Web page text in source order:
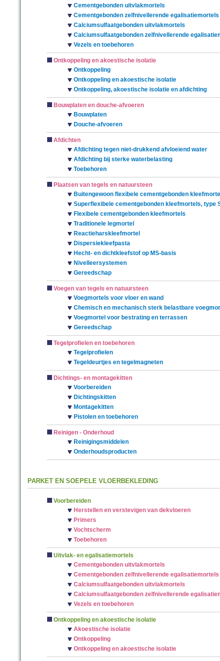
Cementgebonden uitvlakmortels
Cementgebonden zelfnivellerende egalisatiemortels
Calciumsulfaatgebonden uitvlakmortels
Calciumsulfaatgebonden zelfnivellerende
Vezels en toebehoren
Ontkoppeling en akoestische isolatie
Ontkoppeling
Ontkoppeling en akoestische isolatie
Ontkoppeling, akoestische isolatie en afdichting
Bouwplaten en douche-afvoeren
Bouwplaten
Douche-afvoeren
Afdichten
Afdichting tegen niet-drukkend afvloeiend water
Afdichting bij sterke waterbelasting
Toebehoren
Plaatsen van tegels en natuursteen
Buitengewoon flexibele cementgebonden
Superflexibele cementgebonden kleefmortels, type
Flexibele cementgebonden kleefmortels
Traditionele legmortel
Reactieharskleefmortel
Dispersiekleefpasta
Hecht- en dichtkleefstof op MS-basis
Nivelleersystemen
Gereedschap
Voegen van tegels en natuursteen
Voegmortels voor vloer en wand
Chemisch en mechanisch sterk belastbare
Voegmortel voor bestrating en terrassen
Gereedschap
Tegelprofielen en toebehoren
Tegelprofielen
Tegeldeurtjes en tegelmagneten
Dichtings- en montagekitten
Voorbereiden
Dichtingskitten
Montagekitten
Pistolen en toebehoren
Reinigen - Onderhoud
Reinigingsmiddelen
Onderhoudsproducten
PARKET EN SOEPELE VLOERBEKLEDING
Voorbereiden
Herstellen en verstevigen van dekvloeren
Primers
Vochtscherm
Toebehoren
Uitvlak- en egalisatiemortels
Cementgebonden uitvlakmortels
Cementgebonden zelfnivellerende egalisatiemortels
Calciumsulfaatgebonden uitvlakmortels
Calciumsulfaatgebonden zelfnivellerende
Vezels en toebehoren
Ontkoppeling en akoestische isolatie
Akoestische isolatie
Ontkoppeling
Ontkoppeling en akoestische isolatie